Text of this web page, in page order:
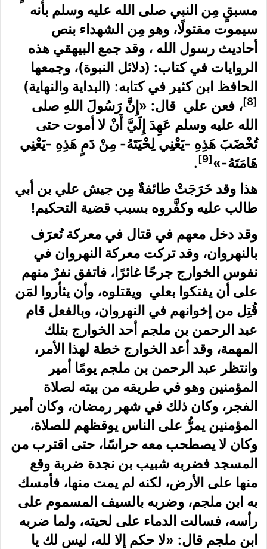
مسبقٍ مِن النبي صلى الله عليه وسلم بأنه
سيموت مقتولًا، وهو مِن الشهداء بنص
أحاديث رسول الله ، وقد جمع البيهقي هذه
الروايات في كتاب: (دلائل النبوة)، وجمعها
الحافظ ابن كثير في كتابه: (البداية والنهاية)
[8]
، فعن علي قال: «إِنَّ رَسُولَ اللهِ صلى
الله عليه وسلم عَهِدَ إِلَيَّ أَنْ ‌لا ‌أموت ‌حتى
‌تُخْضَبَ ‌هَذِهِ -يَعْنِي لِحْيَتَهُ- مِنْ دَمٍ هَذِهِ -يَعْنِي
هَامَتَهُ-»[9]
.
هذا وقد خَرَجَتْ طائفةٌ مِن جيش علي بن أبي
طالب عليه وكفَّروه بسبب قضية التحكيم!
وقد دخل معهم في قتال في معركة تُعرَف
بالنهروان، وقد تركت معركة النهروان في
نفوس الخوارج جرحًا غائرًا، فاتفق نفرٌ منهم
على أن يفتكوا بعلي ويقتلوه، وأن يثأروا لمَن
قُتِل من إخوانهم في النهروان، وبالفعل قام
عبد الرحمن بن ملجم أحد الخوارج بتلك
المهمة، وقد أعد الخوارج خطة لهذا الأمر،
وانتظر عبد الرحمن بن ملجم يومًا أمير
المؤمنين وهو في طريقه من بيته لصلاة
الفجر، وكان ذلك في شهر رمضان، وكان أمير
المؤمنين يمرُّ على الناس يوقظهم للصلاة،
وكان لا يصطحب معه حراسًا، حتى اقترب من
المسجد فضربه شبيب بن نجدة ضربة وقع
منها على الأرض، لكنه لم يمت منها، فأمسك
به ابن ملجم، وضربه بالسيف المسموم على
رأسه، فسالت الدماء على لحيته، ولما ضربه
ابن ملجم قال: «لا حكم إلا لله، ليس لك يا